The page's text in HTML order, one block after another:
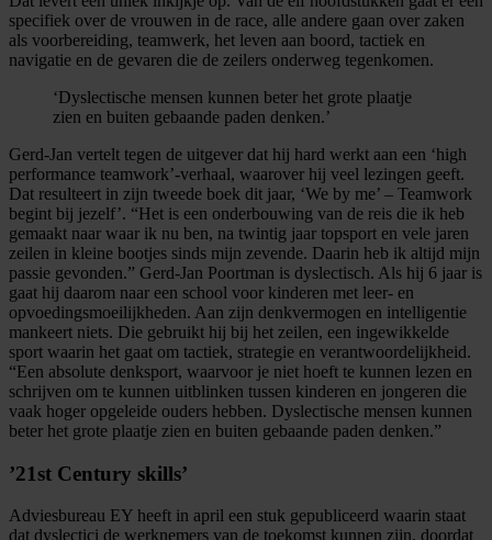
specifiek over de vrouwen in de race, alle andere gaan over zaken
als voorbereiding, teamwerk, het leven aan boord, tactiek en
navigatie en de gevaren die de zeilers onderweg tegenkomen.
‘Dyslectische mensen kunnen beter het grote plaatje
zien en buiten gebaande paden denken.’
Gerd-Jan vertelt tegen de uitgever dat hij hard werkt aan een ‘high
performance teamwork’-verhaal, waarover hij veel lezingen geeft.
Dat resulteert in zijn tweede boek dit jaar, ‘We by me’ – Teamwork
begint bij jezelf’. “Het is een onderbouwing van de reis die ik heb
gemaakt naar waar ik nu ben, na twintig jaar topsport en vele jaren
zeilen in kleine bootjes sinds mijn zevende. Daarin heb ik altijd mijn
passie gevonden.” Gerd-Jan Poortman is dyslectisch. Als hij 6 jaar is
gaat hij daarom naar een school voor kinderen met leer- en
opvoedingsmoeilijkheden. Aan zijn denkvermogen en intelligentie
mankeert niets. Die gebruikt hij bij het zeilen, een ingewikkelde
sport waarin het gaat om tactiek, strategie en verantwoordelijkheid.
“Een absolute denksport, waarvoor je niet hoeft te kunnen lezen en
schrijven om te kunnen uitblinken tussen kinderen en jongeren die
vaak hoger opgeleide ouders hebben. Dyslectische mensen kunnen
beter het grote plaatje zien en buiten gebaande paden denken.”
’21st Century skills’
Adviesbureau EY heeft in april een stuk gepubliceerd waarin staat
dat dyslectici de werknemers van de toekomst kunnen zijn, doordat